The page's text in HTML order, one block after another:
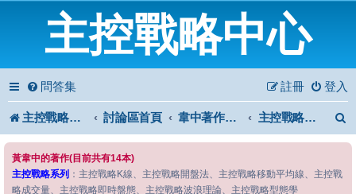
主控戰略中心
問答集 登入
註冊
主控戰略中心 討論區首頁 韋中著作問答區 主控戰略筆記系列
黃韋中的著作(目前共有14本)
主控戰略系列 ：主控戰略K線、主控戰略開盤法、主控戰略移動平均線、主控戰
略成交量、主控戰略即時盤態、主控戰略波浪理論、主控戰略型態學